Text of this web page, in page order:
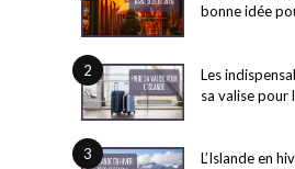
bonne idée
2
Les
sa valise pour
3
L’Islande en